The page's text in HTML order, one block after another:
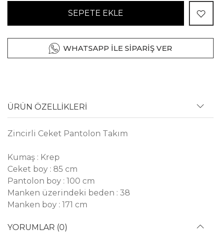
SEPETE EKLE
WHATSAPP İLE SİPARİŞ VER
ÜRÜN ÖZELLİKLERİ
Zincirli Ceket Pantolon Takım
Kumaş : Krep
Ceket boy : 85 cm
Pantolon boy : 100 cm
Manken üzerindeki beden : 38
Manken boy : 171 cm
YORUMLAR (0)